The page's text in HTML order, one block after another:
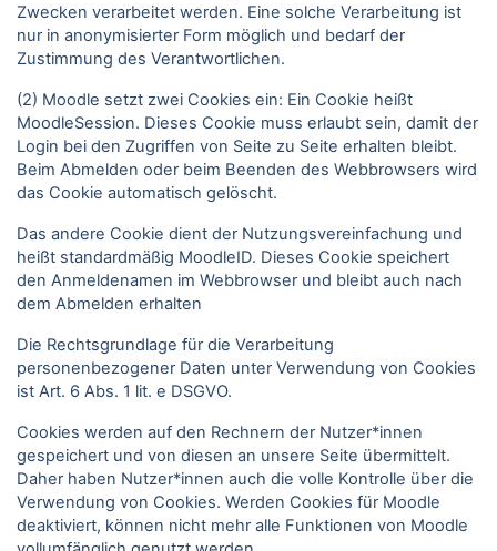
Zwecken verarbeitet werden. Eine solche Verarbeitung ist
nur in anonymisierter Form möglich und bedarf der
Zustimmung des Verantwortlichen.
(2) Moodle setzt zwei Cookies ein: Ein Cookie heißt
MoodleSession. Dieses Cookie muss erlaubt sein, damit der
Login bei den Zugriffen von Seite zu Seite erhalten bleibt.
Beim Abmelden oder beim Beenden des Webbrowsers wird
das Cookie automatisch gelöscht.
Das andere Cookie dient der Nutzungsvereinfachung und
heißt standardmäßig MoodleID. Dieses Cookie speichert
den Anmeldenamen im Webbrowser und bleibt auch nach
dem Abmelden erhalten
Die Rechtsgrundlage für die Verarbeitung
personenbezogener Daten unter Verwendung von Cookies
ist Art. 6 Abs. 1 lit. e DSGVO.
Cookies werden auf den Rechnern der Nutzer*innen
gespeichert und von diesen an unsere Seite übermittelt.
Daher haben Nutzer*innen auch die volle Kontrolle über die
Verwendung von Cookies. Werden Cookies für Moodle
deaktiviert, können nicht mehr alle Funktionen von Moodle